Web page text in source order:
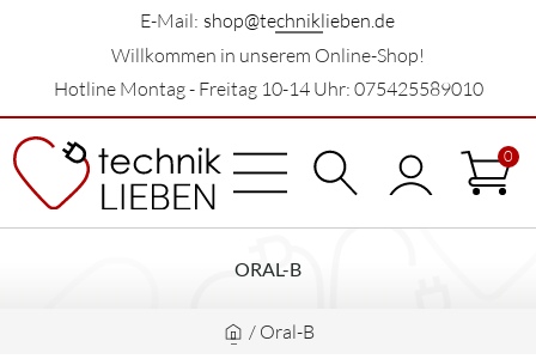
E-Mail: shop@techniklieben.de
Willkommen in unserem Online-Shop!
Hotline Montag - Freitag 10-14 Uhr: 075425589010
0
ORAL-B
/ Oral-B